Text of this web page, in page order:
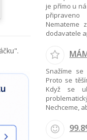
je přímo u
Nemateme
dodavatele
Snažíme
Proto se
Když se
Nechceme,